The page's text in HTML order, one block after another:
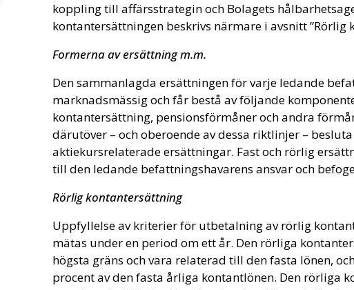
koppling till affärsstrategin och Bolagets
kontantersättningen beskrivs närmare i avsnitt ”Rörlig
Formerna av ersättning m.m.
Den sammanlagda ersättningen för varje ledande
marknadsmässig och får bestå av följande
kontantersättning, pensionsförmåner och andra
därutöver – och oberoende av dessa riktlinjer –
aktiekursrelaterade ersättningar. Fast och rörlig
till den ledande befattningshavarens ansvar och
Rörlig kontantersättning
Uppfyllelse av kriterier för utbetalning av rörlig
mätas under en period om ett år. Den rörliga
högsta gräns och vara relaterad till den fasta lönen,
procent av den fasta årliga kontantlönen. Den rörliga